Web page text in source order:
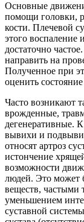
Основные
помощи головки,
кости. Плечевой
этого воспаление
достаточно
направить на
Полученное при
оценить состояние
Часто возникают
врожденные,
дегенеративные.
вывихи и
относят артроз
истончение
возможности
людей. Это может
веществ, частыми
уменьшением
суставной